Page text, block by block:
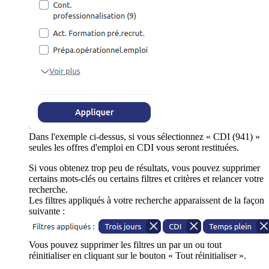
Dans l'exemple ci-dessus, si vous sélectionnez « CDI (941) »
seules les offres d'emploi en CDI vous seront restituées.
Si vous obtenez trop peu de résultats, vous pouvez supprimer
certains mots-clés ou certains filtres et critères et relancer votre
recherche.
Les filtres appliqués à votre recherche apparaissent de la façon
suivante :
Vous pouvez supprimer les filtres un par un ou tout
réinitialiser en cliquant sur le bouton « Tout réinitialiser ».